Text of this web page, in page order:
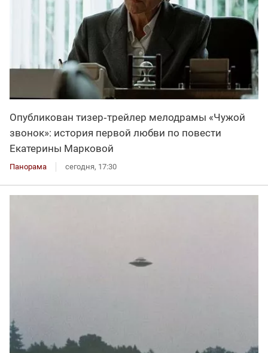
Опубликован тизер‑трейлер мелодрамы «Чужой
звонок»: история первой любви по повести
Екатерины Марковой
Панорама сегодня, 17:30